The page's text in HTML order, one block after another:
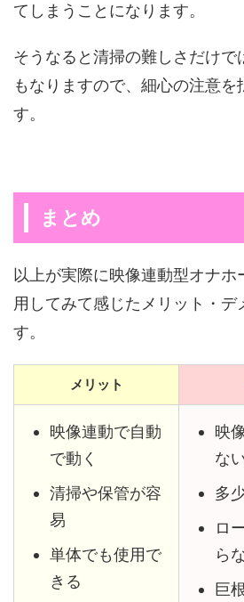
てしまうことになります。
そうなると清掃の難しさだけで
もなりますので、細心の注意を
す。
まとめ
以上が実際に映像連動型オナホ
用してみて感じたメリット・デ
す。
メリット
映像連動で自動
で動く
清掃や保管が容
易
単体でも使用で
きる
映
な
多
ロ
ら
巨